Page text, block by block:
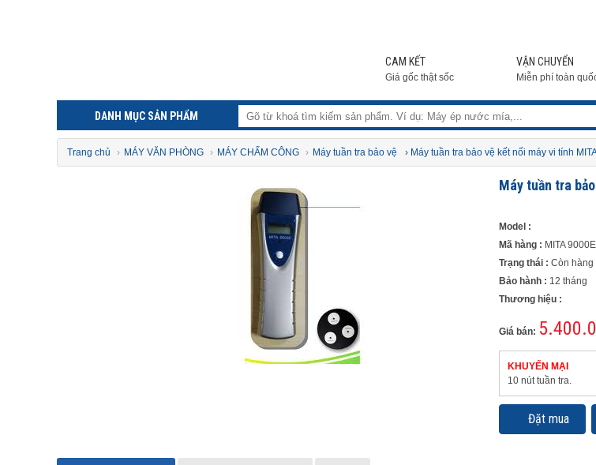
CAM KẾT
Giá gốc thật sốc
VẬN CHUYỂN
Miễn phí toàn
DANH MỤC SẢN PHẨM
Trang chủ › MÁY VĂN PHÒNG › MÁY CHẤM CÔNG › Máy tuần tra bảo vệ › Máy tuần tra bảo vệ kết nối máy vi tính
Máy tuần tra
Model :
Mã hàng : MITA 9000E
Trạng thái : Còn hàng
Bảo hành : 12 tháng
Thương hiệu :
Giá bán:
KHUYẾN MẠI
10 nút tuần tra.
Đặt mua